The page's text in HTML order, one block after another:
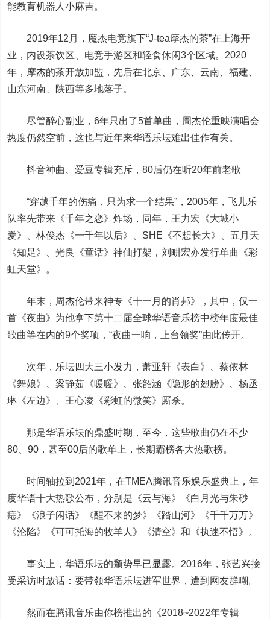
能教育机器人小麻吉。
2019年12月，魔杰电竞旗下“J-tea摩杰的茶”在上海开
业，内设茶饮区、电竞手游区和轻食休闲3个区域。2020
年，摩杰的茶开放加盟，先后在北京、广东、云南、福建、
山东河南、陕西等多地落子。
尽管醉心副业，6年只出了5首单曲，周杰伦重映演唱会
热度仍然空前，这也与近年来华语乐坛难出佳作有关。
抖音神曲、爱豆专辑充斥，80后仍在听20年前老歌
“穿越千年的伤痛，只为求一个结果”，2005年，飞儿乐
队率先带来《千年之恋》炸场，同年，王力宏《大城小
爱》、林俊杰《一千年以后》、SHE《不想长大》、五月天
《知足》、光良《童话》神仙打架，刘畊宏亦发行单曲《彩
虹天堂》。
年末，周杰伦带来神专《十一月的肖邦》，其中，仅一
首《夜曲》为他拿下第十二届全球华语音乐榜中榜年度最佳
歌曲等在内的9个奖项，“夜曲一响，上台领奖”由此传开。
次年，乐坛四大三小发力，萧亚轩《表白》、蔡依林
《舞娘》、梁静茹《暖暖》、张韶涵《隐形的翅膀》、杨丞
琳《左边》、王心凌《彩虹的微笑》厮杀。
那是华语乐坛的鼎盛时期，至今，这些歌曲仍在不少
80、90，甚至00后的歌单上，长期霸榜各大热歌榜。
时间轴拉到2021年，在TMEA腾讯音乐娱乐盛典上，年
度华语十大热歌公布，分别是《云与海》《白月光与朱砂
痣》《浪子闲话》《醒不来的梦》《踏山河》《千千万万》
《沦陷》《可可托海的牧羊人》《清空》和《执迷不悟》。
事实上，华语乐坛的颓势早已显露。2016年，张艺兴接
受采访时放话：要带领华语乐坛进军世界，遭到网友群嘲。
然而在腾讯音乐由你榜推出的《2018~2022年专辑